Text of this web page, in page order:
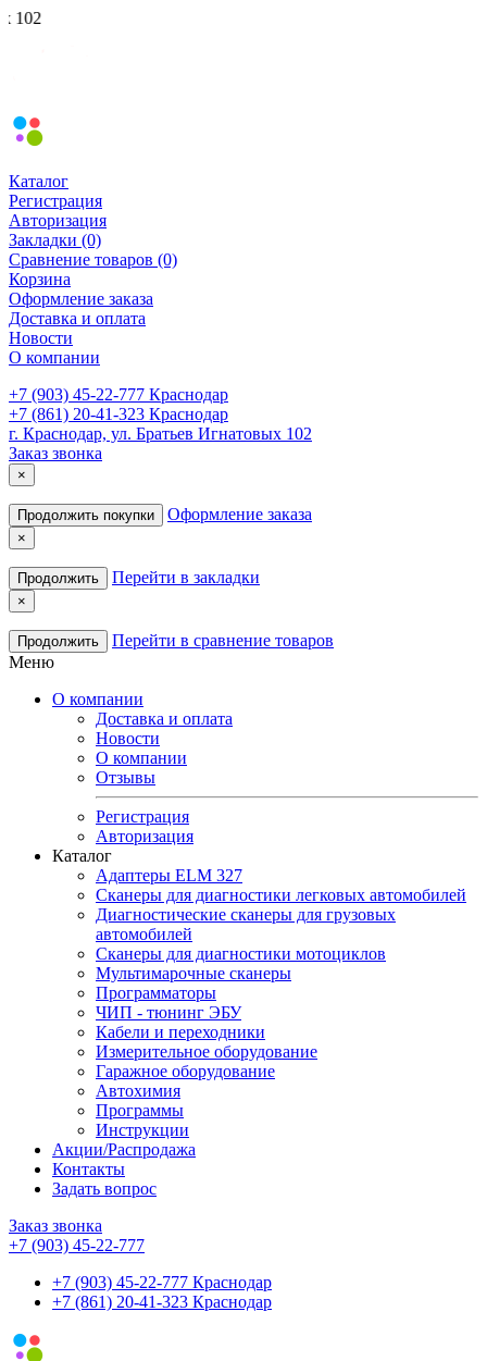
Каталог
Регистрация
Авторизация
Закладки (0)
Сравнение товаров (0)
Корзина
Оформление заказа
Доставка и оплата
Новости
О компании
+7 (903) 45-22-777 Краснодар
+7 (861) 20-41-323 Краснодар
г. Краснодар, ул. Братьев Игнатовых 102
Заказ звонка
×
Продолжить покупки Оформление заказа
×
Продолжить Перейти в закладки
×
Продолжить
Перейти в сравнение товаров
Меню
О компании
Доставка и оплата
Новости
О компании
Отзывы
Регистрация
Авторизация
Каталог
Адаптеры ELM 327
Сканеры для диагностики легковых автомобилей
Диагностические сканеры для грузовых
автомобилей
Сканеры для диагностики мотоциклов
Мультимарочные сканеры
Программаторы
ЧИП - тюнинг ЭБУ
Кабели и переходники
Измерительное оборудование
Гаражное оборудование
Автохимия
Программы
Инструкции
Акции/Распродажа
Контакты
Задать вопрос
Заказ звонка
+7 (903) 45-22-777
+7 (903) 45-22-777 Краснодар
+7 (861) 20-41-323 Краснодар